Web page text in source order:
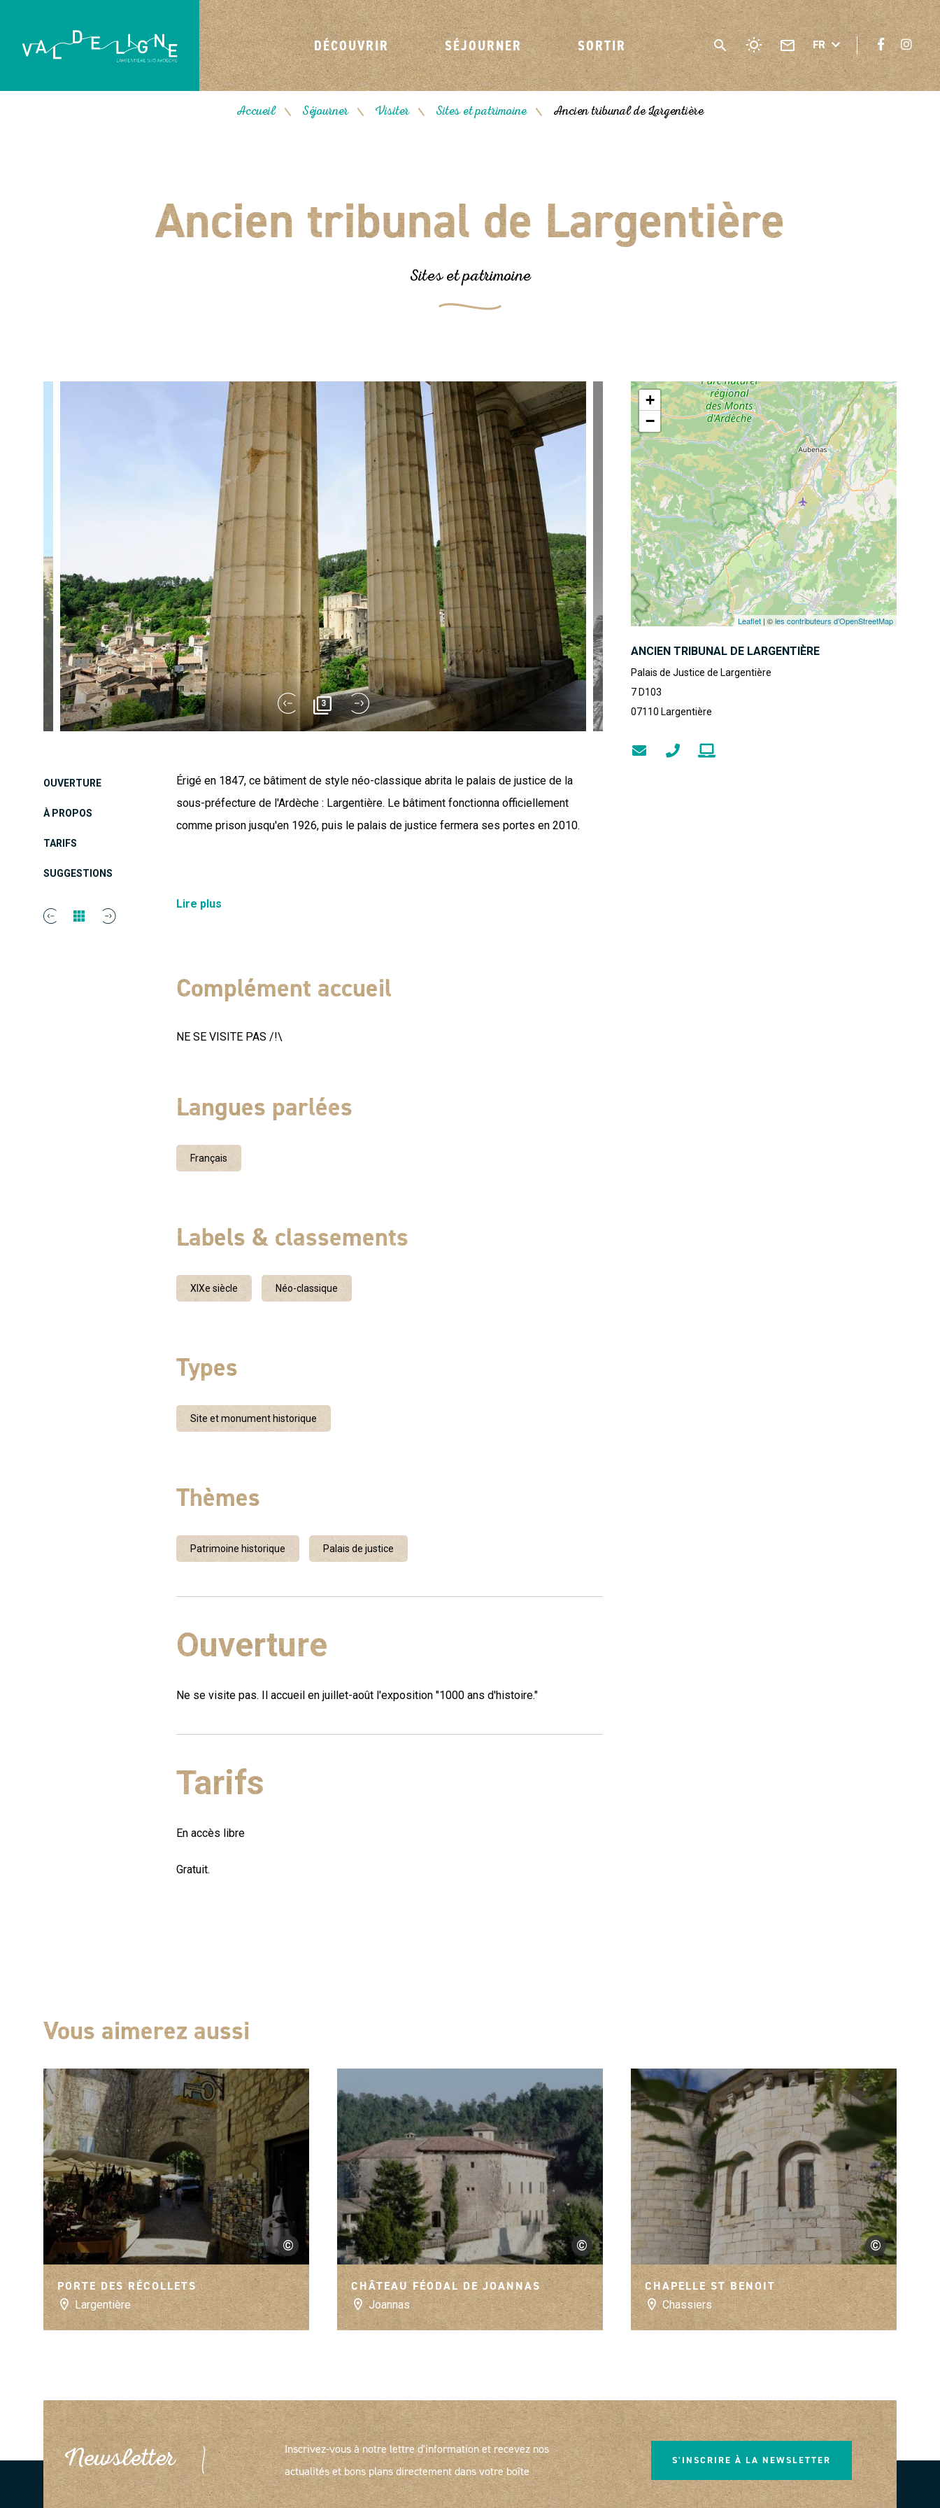
DÉCOUVRIR SÉJOURNER SORTIR FR
Accueil / Séjourner / Visiter / Sites et patrimoine / Ancien tribunal de Largentière
Ancien tribunal de Largentière
Sites et patrimoine
3
OUVERTURE
À PROPOS
TARIFS
SUGGESTIONS
Érigé en 1847, ce bâtiment de style néo-classique abrita le palais de justice de la
sous-préfecture de l'Ardèche : Largentière. Le bâtiment fonctionna officiellement
comme prison jusqu'en 1926, puis le palais de justice fermera ses portes en 2010.
Sa façade néo-classique répond à la mode qui s'est développée durant la première
canons des temples antiques pour les édifices publics et les palais de justice en
Lire plus
Complément accueil
NE SE VISITE PAS /!\
Langues parlées
Français
Labels & classements
XIXe siècle Néo-classique
Types
Site et monument historique
Thèmes
Patrimoine historique Palais de justice
Ouverture
Ne se visite pas. Il accueil en juillet-août l'exposition "1000 ans d'histoire."
Tarifs
En accès libre
Gratuit.
+
−
Leaflet | ©les contributeurs d’OpenStreetMap
ANCIEN TRIBUNAL DE LARGENTIÈRE
Palais de Justice de Largentière
7 D103
07110 Largentière
Vous aimerez aussi
©
Matthieu Dupont
PORTE DES RÉCOLLETS
Largentière
©
Françoise Gaubert
CHÂTEAU FÉODAL DE JOANNAS
Joannas
©
S.Artigau
CHAPELLE ST BENOIT
Chassiers
Newsletter
Inscrivez-vous à notre lettre d'information et recevez nos
actualités et bons plans directement dans votre boîte
S'INSCRIRE À LA NEWSLETTER